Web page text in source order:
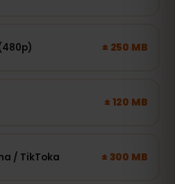
± 250 MB
± 120 MB
/ TikToka ± 300 MB